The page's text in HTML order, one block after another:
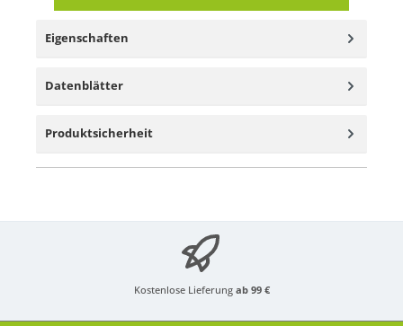
Eigenschaften
Datenblätter
Produktsicherheit
Kostenlose Lieferung ab 99 €